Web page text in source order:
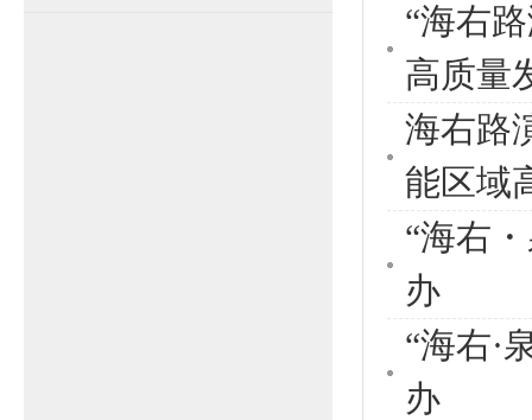
“海右
高质量
海右路
能区域
“海右
办
“海右·
办